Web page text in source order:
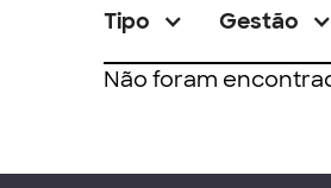
Tipo Gestão
Não foram